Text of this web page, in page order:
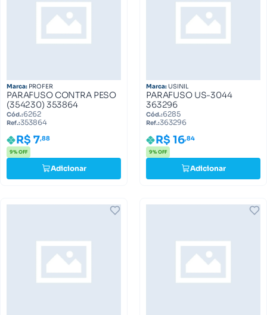
Marca: PROFER
PARAFUSO CONTRA PESO
(354230) 353864
Cód.:6262
Ref.:353864
R$ 7,88
9% OFF
Adicionar
Marca: USINIL
PARAFUSO US-3044
363296
Cód.:6285
Ref.:363296
R$ 16,84
9% OFF
Adicionar